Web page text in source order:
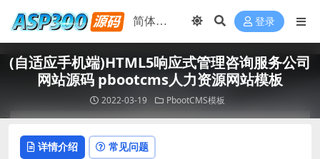
登录
(自适应手机端)HTML5响应式管理咨询服务公司
网站源码 pbootcms人力资源网站模板
2022-03-19 PbootCMS模板
详情介绍 常见问题